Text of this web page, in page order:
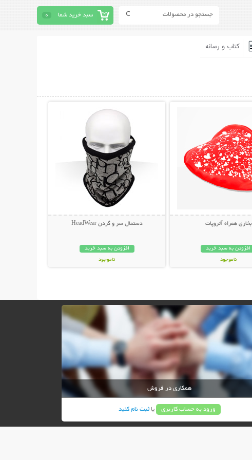
سبد خرید شما 0
کتاب و رسانه
بخاری همراه آتروپات
افزودن به سبد خرید
ناموجود
دستمال سر و گردن HeadWear
افزودن به سبد خرید
ناموجود
همکاری در فروش
ورود به حساب کاربری یاثبت نام کنید